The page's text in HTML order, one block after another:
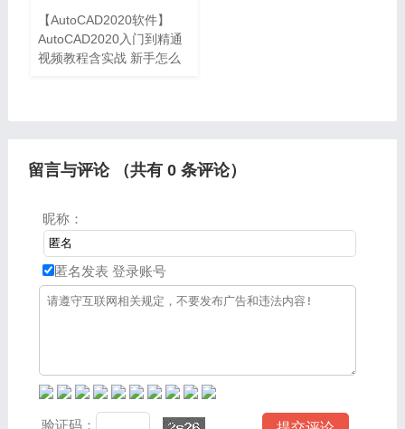
【AutoCAD2020软件】
AutoCAD2020入门到精通
视频教程含实战 新手怎么
留言与评论 （共有 0条评论）
昵称：
匿名发表 登录账号
验证码：